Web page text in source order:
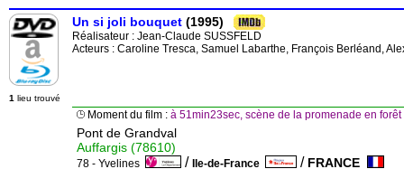
Un si joli bouquet (1995)
Réalisateur : Jean-Claude SUSSFELD
Acteurs : Caroline Tresca, Samuel Labarthe, François Berléand,
1 lieu trouvé
Moment du film : à 51min23sec, scène de la promenade en
Pont de Grandval
Auffargis (78610)
78 - Yvelines / Ile-de-France / FRANCE